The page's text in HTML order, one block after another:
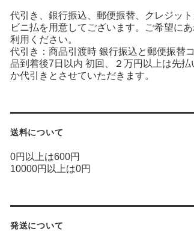
代引き、銀行振込、郵便振替、クレジッ
ビニ払を用意してございます。ご希望に
利用ください。
代引き：商品引渡時 銀行振込と郵便振替
品到着後7日以内 初回、２万円以上は先払
か代引きとさせていただきます。
送料について
0円以上は600円
10000円以上は0円
発送について